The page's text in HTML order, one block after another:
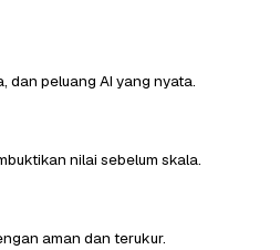
dan peluang AI yang nyata.
nilai sebelum skala.
aman dan terukur.